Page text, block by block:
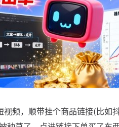
视频，顺带挂个商品链接(比如